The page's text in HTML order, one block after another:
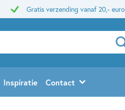
Gratis verzending vanaf 20,- euro
Inspiratie Contact